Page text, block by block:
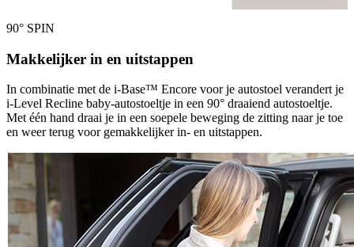
90° SPIN
Makkelijker in en uitstappen
In combinatie met de i-Base™ Encore voor je autostoel verandert je
i-Level Recline baby-autostoeltje in een 90° draaiend autostoeltje.
Met één hand draai je in een soepele beweging de zitting naar je toe
en weer terug voor gemakkelijker in- en uitstappen.